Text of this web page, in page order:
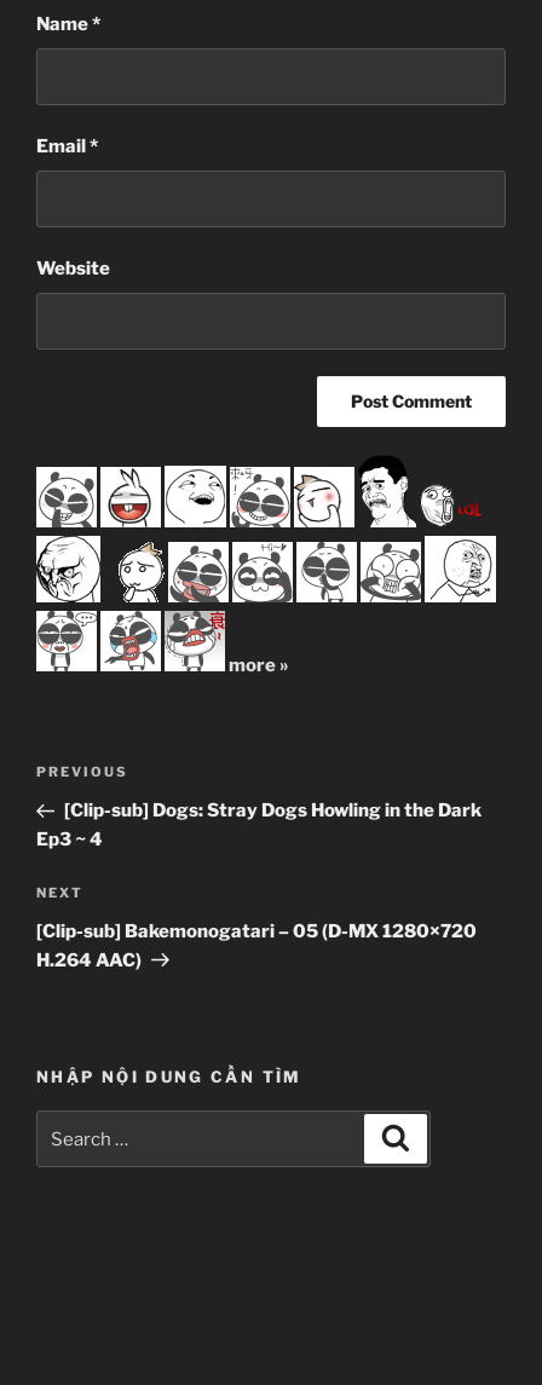
Name*
Email*
Website
more »
Previous
Post
PREVIOUS
[Clip-sub] Dogs: Stray Dogs Howling in the Dark
Ep3 ~ 4
Next
Post
NEXT
[Clip-sub] Bakemonogatari – 05 (D-MX 1280×720
H.264 AAC)
NHẬP NỘI DUNG CẦN TÌM
for: